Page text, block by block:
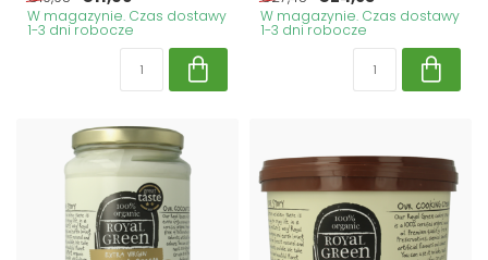
W magazynie. Czas dostawy
1-3 dni robocze
W magazynie. Czas dostawy
1-3 dni robocze